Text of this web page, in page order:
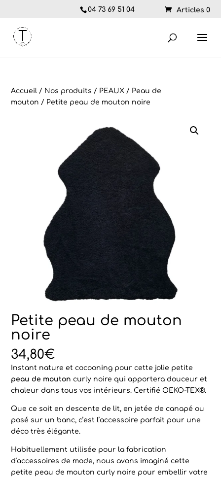
04 73 69 51 04 Articles 0
Accueil / Nos produits / PEAUX / Peau de
mouton / Petite peau de mouton noire
Petite peau de mouton
noire
34,80€
Instant nature et cocooning pour cette jolie petite
peau de mouton curly noire qui apportera douceur et
chaleur dans tous vos intérieurs. Certifié OEKO-TEX®.
Que ce soit en descente de lit, en jetée de canapé ou
posé sur un banc, c’est l’accessoire parfait pour une
déco très élégante.
Habituellement utilisée pour la fabrication
d’accessoires de mode, nous avons imaginé cette
petite peau de mouton curly noire pour embellir votre